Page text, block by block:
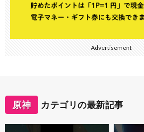
Advertisement
原神 カテゴリの最新記事